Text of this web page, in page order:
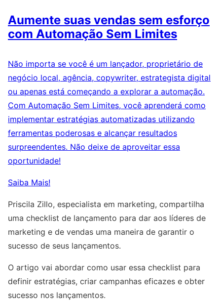
Aumente suas vendas sem esforço
com Automação Sem Limites
Não importa se você é um lançador, proprietário de
negócio local, agência, copywriter, estrategista digital
ou apenas está começando a explorar a automação.
Com Automação Sem Limites, você aprenderá como
implementar estratégias automatizadas utilizando
ferramentas poderosas e alcançar resultados
surpreendentes. Não deixe de aproveitar essa
oportunidade!
Saiba Mais!
Priscila Zillo, especialista em marketing, compartilha
uma checklist de lançamento para dar aos líderes de
marketing e de vendas uma maneira de garantir o
sucesso de seus lançamentos.
O artigo vai abordar como usar essa checklist para
definir estratégias, criar campanhas eficazes e obter
sucesso nos lançamentos.